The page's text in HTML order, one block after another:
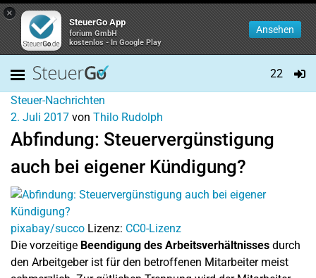
×
SteuerGo App
forium GmbH
kostenlos - In Google Play
Ansehen
22
Steuer-Nachrichten
2. Juli 2017 von Thilo Rudolph
Abfindung: Steuervergünstigung
auch bei eigener Kündigung?
pixabay/succo Lizenz: CC0-Lizenz
Die vorzeitige Beendigung des Arbeitsverhältnisses durch
den Arbeitgeber ist für den betroffenen Mitarbeiter meist